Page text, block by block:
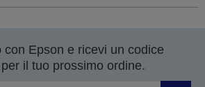
con Epson e ricevi un codice
per il tuo prossimo ordine.